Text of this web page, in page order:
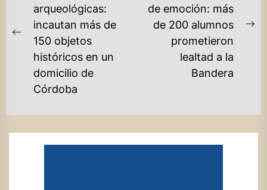
ENTRADAS
Previous
post:
arqueológicas:
incautan más de
150 objetos
históricos en un
domicilio de
Córdoba
de emoción: más
de 200 alumnos
prometieron
lealtad a la
Bandera